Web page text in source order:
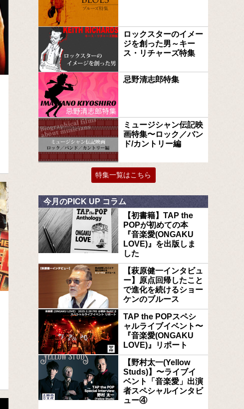
ロックスターのイメー
ジを創った男～キー
ス・リチャーズ特集
忌野清志郎特集
ミュージシャン伝記映
画特集〜ロック／バン
ド/カントリー編
特集一覧はこちら
今月のPICK UP コラム
【初書籍】TAP the
POPが初めての本
『音楽愛(ONGAKU
LOVE)』を出版しま
した
【萩原健一インタビュ
ー】原点回帰したこと
で進化を続けるショー
ケンのブルース
TAP the POPスペシ
ャルライブイベント〜
『音楽愛(ONGAKU
LOVE)』リポート
【野村太一(Yellow
Studs)】〜ライブイ
ベント「音楽愛」出演
者スペシャルインタビ
ュー④